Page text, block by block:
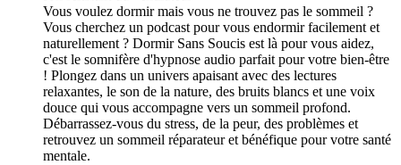
Vous voulez dormir mais vous ne trouvez pas le sommeil ?
Vous cherchez un podcast pour vous endormir facilement et
naturellement ? Dormir Sans Soucis est là pour vous aidez,
c'est le somnifère d'hypnose audio parfait pour votre bien-être
! Plongez dans un univers apaisant avec des lectures
relaxantes, le son de la nature, des bruits blancs et une voix
douce qui vous accompagne vers un sommeil profond.
Débarrassez-vous du stress, de la peur, des problèmes et
retrouvez un sommeil réparateur et bénéfique pour votre santé
mentale.